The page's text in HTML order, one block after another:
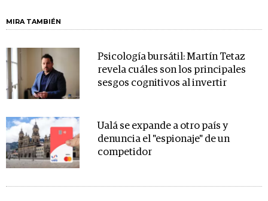
MIRA TAMBIÉN
Psicología bursátil: Martín Tetaz
revela cuáles son los principales
sesgos cognitivos al invertir
Ualá se expande a otro país y
denuncia el "espionaje" de un
competidor